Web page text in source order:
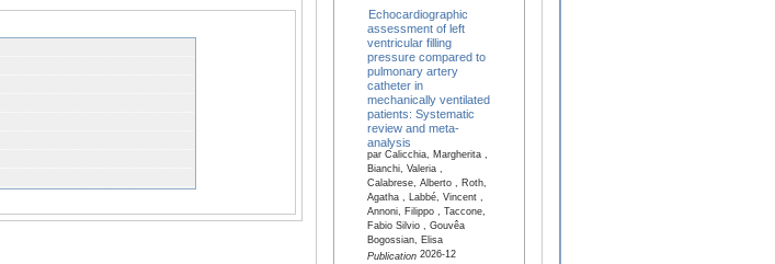
Echocardiographic
assessment of left
ventricular filling
pressure compared to
pulmonary artery
catheter in
mechanically ventilated
patients: Systematic
review and meta-
analysis
par Calicchia, Margherita ,
Bianchi, Valeria ,
Calabrese, Alberto , Roth,
Agatha , Labbé, Vincent ,
Annoni, Filippo , Taccone,
Fabio Silvio , Gouvêa
Bogossian, Elisa
Publication2026-12